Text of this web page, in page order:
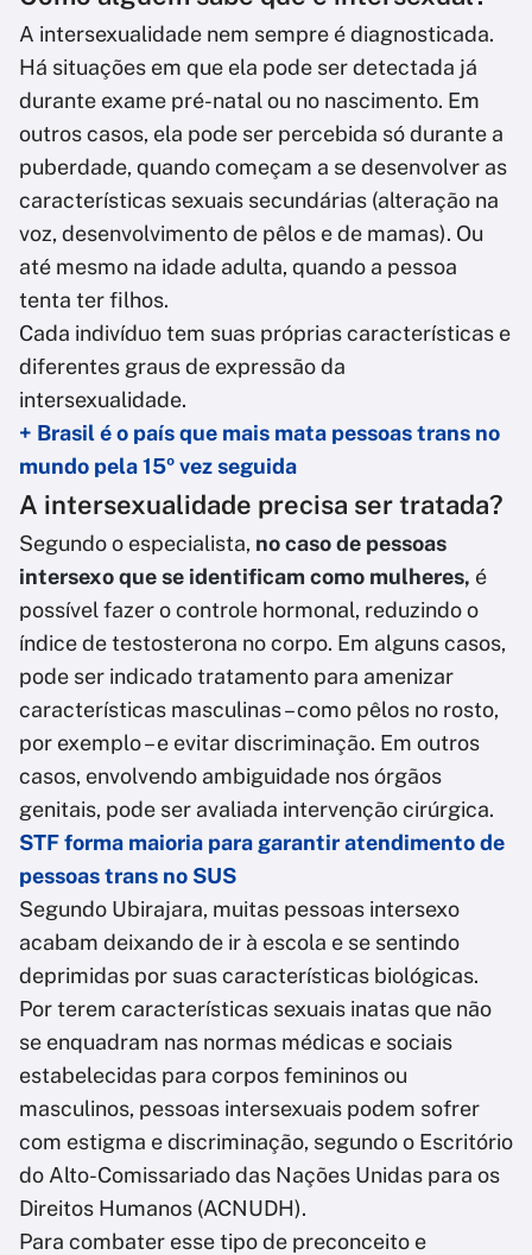
A intersexualidade nem sempre é diagnosticada.
Há situações em que ela pode ser detectada já
durante exame pré-natal ou no nascimento. Em
outros casos, ela pode ser percebida só durante a
puberdade, quando começam a se desenvolver as
características sexuais secundárias (alteração na
voz, desenvolvimento de pêlos e de mamas). Ou
até mesmo na idade adulta, quando a pessoa
tenta ter filhos.
Cada indivíduo tem suas próprias características e
diferentes graus de expressão da
intersexualidade.
+ Brasil é o país que mais mata pessoas trans no
mundo pela 15º vez seguida
A intersexualidade precisa ser tratada?
Segundo o especialista, no caso de pessoas
intersexo que se identificam como mulheres, é
possível fazer o controle hormonal, reduzindo o
índice de testosterona no corpo. Em alguns casos,
pode ser indicado tratamento para amenizar
características masculinas – como pêlos no rosto,
por exemplo – e evitar discriminação. Em outros
casos, envolvendo ambiguidade nos órgãos
genitais, pode ser avaliada intervenção cirúrgica.
STF forma maioria para garantir atendimento de
pessoas trans no SUS
Segundo Ubirajara, muitas pessoas intersexo
acabam deixando de ir à escola e se sentindo
deprimidas por suas características biológicas.
Por terem características sexuais inatas que não
se enquadram nas normas médicas e sociais
estabelecidas para corpos femininos ou
masculinos, pessoas intersexuais podem sofrer
com estigma e discriminação, segundo o Escritório
do Alto-Comissariado das Nações Unidas para os
Direitos Humanos (ACNUDH).
Para combater esse tipo de preconceito e